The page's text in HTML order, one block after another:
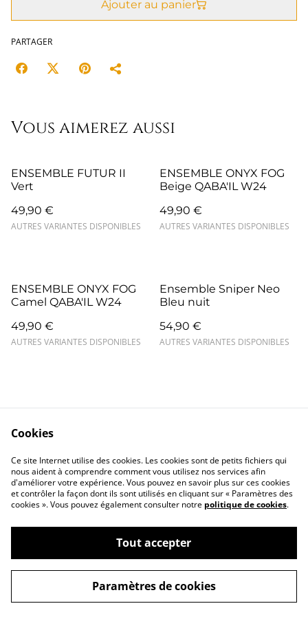
Ajouter au panier
PARTAGER
Vous aimerez aussi
ENSEMBLE FUTUR II
Vert
49,90 €
AUTRES VARIANTES DISPONIBLES
ENSEMBLE ONYX FOG
Beige QABA'IL W24
49,90 €
AUTRES VARIANTES DISPONIBLES
ENSEMBLE ONYX FOG
Camel QABA'IL W24
49,90 €
AUTRES VARIANTES DISPONIBLES
Ensemble Sniper Neo
Bleu nuit
54,90 €
AUTRES VARIANTES DISPONIBLES
Contact
Mentions légales
Confidentialité
Cookies
©2026Closlim
powered by
Cookies
Ce site Internet utilise des cookies. Les cookies sont de petits fichiers qui
nous aident à comprendre comment vous utilisez nos services afin
d'améliorer votre expérience. Vous pouvez en savoir plus sur ces cookies
et contrôler la façon dont ils sont utilisés en cliquant sur « Paramètres des
cookies ». Vous pouvez également consulter notre politique de cookies.
Tout accepter
Paramètres de cookies